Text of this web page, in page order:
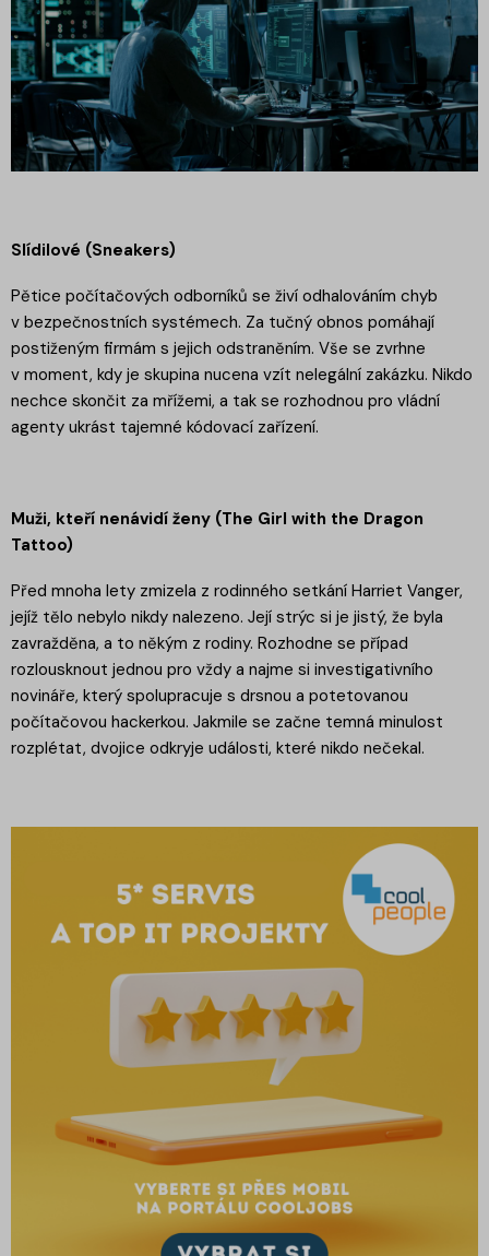
Slídilové (Sneakers)
Pětice počítačových odborníků se živí odhalováním chyb
v bezpečnostních systémech. Za tučný obnos pomáhají
postiženým firmám s jejich odstraněním. Vše se zvrhne
v moment, kdy je skupina nucena vzít nelegální zakázku. Nikdo
nechce skončit za mřížemi, a tak se rozhodnou pro vládní
agenty ukrást tajemné kódovací zařízení.
Muži, kteří nenávidí ženy (The Girl with the Dragon
Tattoo)
Před mnoha lety zmizela z rodinného setkání Harriet Vanger,
jejíž tělo nebylo nikdy nalezeno. Její strýc si je jistý, že byla
zavražděna, a to někým z rodiny. Rozhodne se případ
rozlousknout jednou pro vždy a najme si investigativního
novináře, který spolupracuje s drsnou a potetovanou
počítačovou hackerkou. Jakmile se začne temná minulost
rozplétat, dvojice odkryje události, které nikdo nečekal.